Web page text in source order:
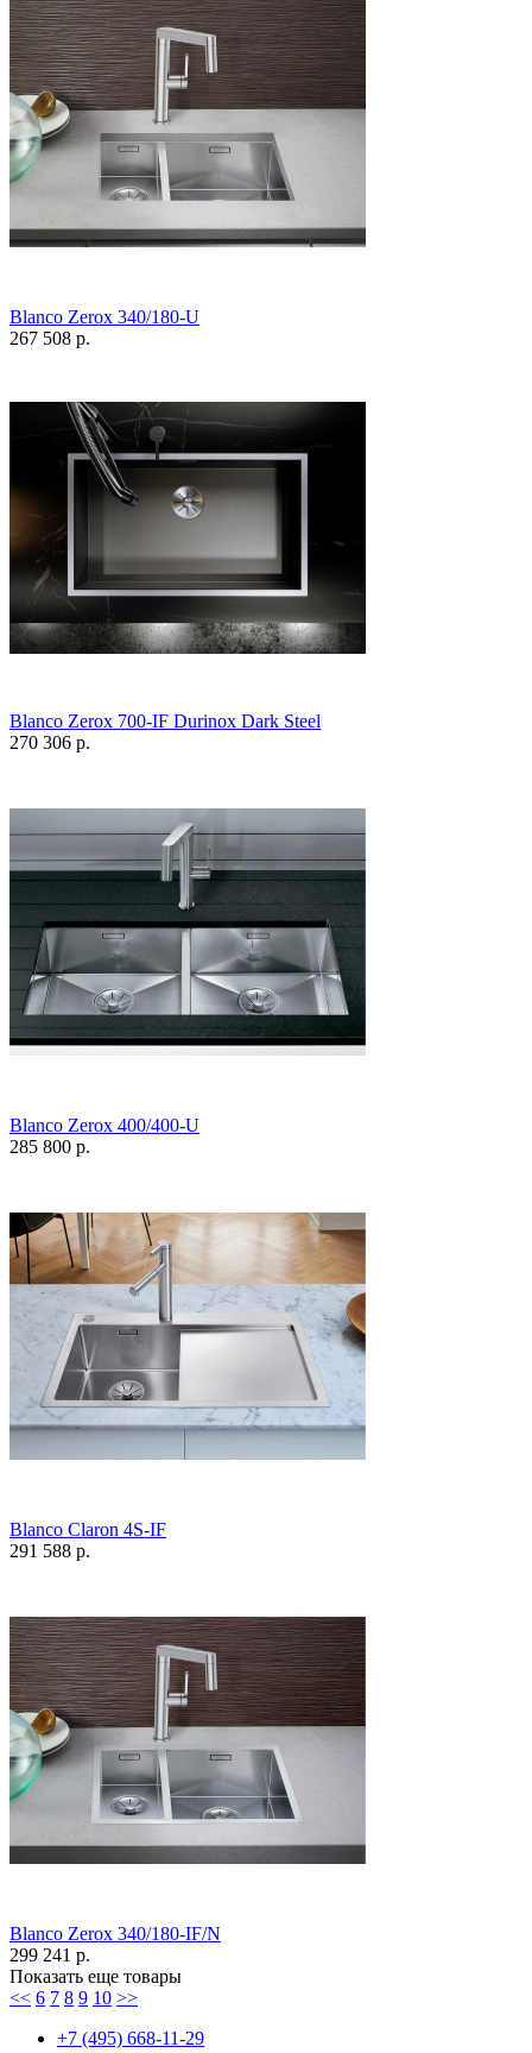
Blanco Zerox 340/180-U
267 508 р.
Blanco Zerox 700-IF Durinox Dark Steel
270 306 р.
Blanco Zerox 400/400-U
285 800 р.
Blanco Claron 4S-IF
291 588 р.
Blanco Zerox 340/180-IF/N
299 241 р.
Показать еще товары
<< 6 7 8 9 10 >>
+7 (495) 668-11-29